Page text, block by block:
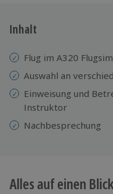
3 Jahre gültig &
Inhalt
Flug im A320
Auswahl an
Einweisung und
Instruktor
Nachbesprechung
Alles auf einen Blick